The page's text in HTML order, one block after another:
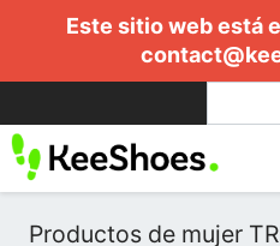
Este sitio web está
Productos de mujer